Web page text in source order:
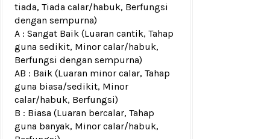
tiada, Tiada calar/habuk, Berfungsi
dengan sempurna)
A : Sangat Baik (Luaran cantik, Tahap
guna sedikit, Minor calar/habuk,
Berfungsi dengan sempurna)
AB : Baik (Luaran minor calar, Tahap
guna biasa/sedikit, Minor
calar/habuk, Berfungsi)
B : Biasa (Luaran bercalar, Tahap
guna banyak, Minor calar/habuk,